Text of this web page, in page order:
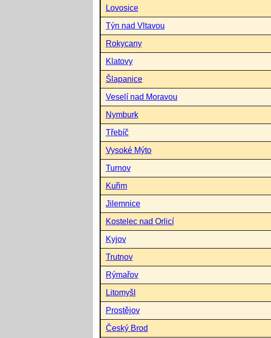
Lovosice
Týn nad Vltavou
Rokycany
Klatovy
Šlapanice
Veselí nad Moravou
Nymburk
Třebíč
Vysoké Mýto
Turnov
Kuřim
Jilemnice
Kostelec nad Orlicí
Kyjov
Trutnov
Rýmařov
Litomyšl
Prostějov
Český Brod